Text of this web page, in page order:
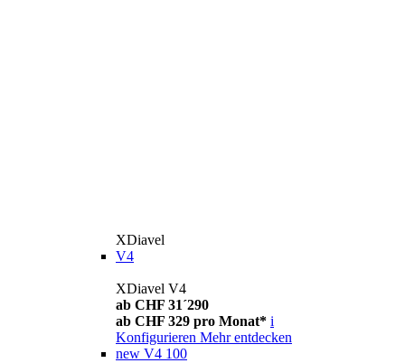
XDiavel
V4
XDiavel V4
ab CHF 31´290
ab CHF 329 pro Monat* i
Konfigurieren Mehr entdecken
new V4 100